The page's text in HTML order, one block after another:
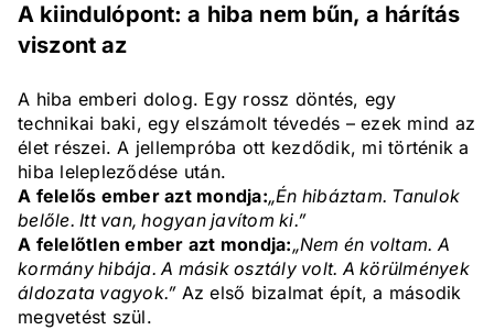
A kiindulópont: a hiba nem bűn, a hárítás
viszont az
A hiba emberi dolog. Egy rossz döntés, egy
technikai baki, egy elszámolt tévedés – ezek mind az
élet részei. A jellempróba ott kezdődik, mi történik a
hiba lelepleződése után.
A felelős ember azt mondja:„Én hibáztam. Tanulok
belőle. Itt van, hogyan javítom ki.”
A felelőtlen ember azt mondja:„Nem én voltam. A
kormány hibája. A másik osztály volt. A körülmények
áldozata vagyok.”Az első bizalmat épít, a második
megvetést szül.